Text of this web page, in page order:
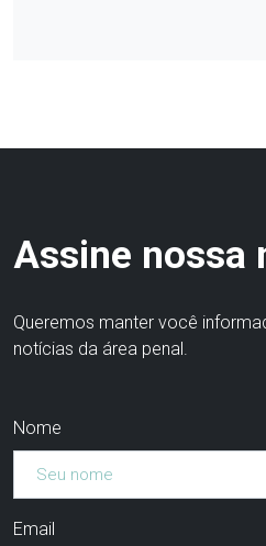
Assine nossa
Queremos manter você
notícias da área penal.
Nome
Email